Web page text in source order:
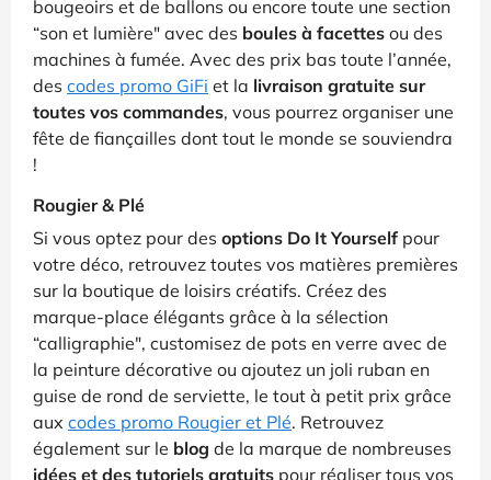
bougeoirs et de ballons ou encore toute une section
“son et lumière" avec des boules à facettes ou des
machines à fumée. Avec des prix bas toute l’année,
des codes promo GiFi et la livraison gratuite sur
toutes vos commandes, vous pourrez organiser une
fête de fiançailles dont tout le monde se souviendra
!
Rougier & Plé
Si vous optez pour des options Do It Yourself pour
votre déco, retrouvez toutes vos matières premières
sur la boutique de loisirs créatifs. Créez des
marque-place élégants grâce à la sélection
“calligraphie", customisez de pots en verre avec de
la peinture décorative ou ajoutez un joli ruban en
guise de rond de serviette, le tout à petit prix grâce
aux codes promo Rougier et Plé. Retrouvez
également sur le blog de la marque de nombreuses
idées et des tutoriels gratuits pour réaliser tous vos